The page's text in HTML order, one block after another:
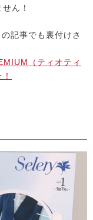
ん！
記事でも裏付けさ
（ティオティ